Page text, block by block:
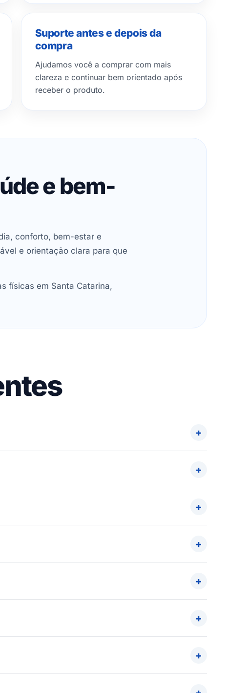
Suporte antes e depois da
compra
Ajudamos você a comprar com mais
clareza e continuar bem orientado após
receber o produto.
e bem-
conforto, bem-estar e
e orientação clara para que
físicas em Santa Catarina,